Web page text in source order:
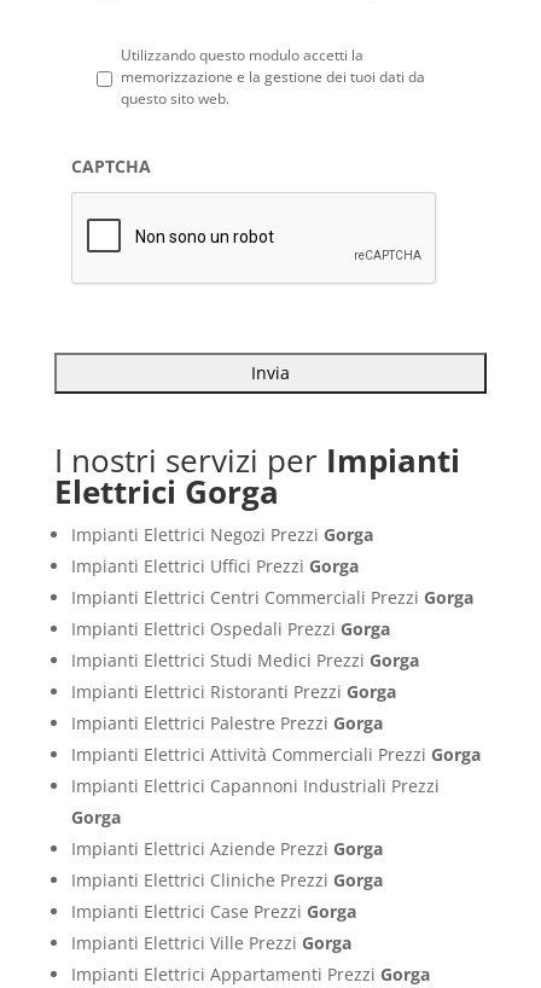
Privacy *
Utilizzando questo modulo accetti la
memorizzazione e la gestione dei tuoi dati da
questo sito web.
CAPTCHA
I nostri servizi per Impianti
Elettrici Gorga
Impianti Elettrici Negozi Prezzi Gorga
Impianti Elettrici Uffici Prezzi Gorga
Impianti Elettrici Centri Commerciali Prezzi Gorga
Impianti Elettrici Ospedali Prezzi Gorga
Impianti Elettrici Studi Medici Prezzi Gorga
Impianti Elettrici Ristoranti Prezzi Gorga
Impianti Elettrici Palestre Prezzi Gorga
Impianti Elettrici Attività Commerciali Prezzi Gorga
Impianti Elettrici Capannoni Industriali Prezzi
Gorga
Impianti Elettrici Aziende Prezzi Gorga
Impianti Elettrici Cliniche Prezzi Gorga
Impianti Elettrici Case Prezzi Gorga
Impianti Elettrici Ville Prezzi Gorga
Impianti Elettrici Appartamenti Prezzi Gorga